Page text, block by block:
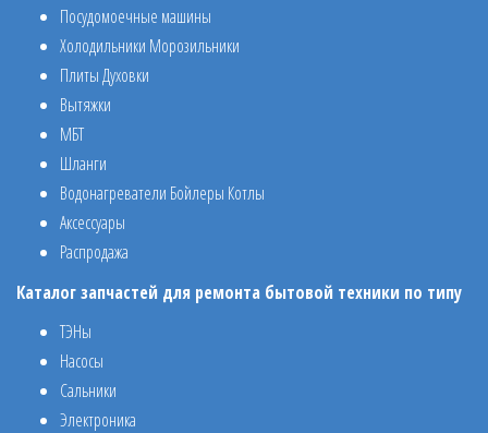
Посудомоечные машины
Холодильники Морозильники
Плиты Духовки
Вытяжки
МБТ
Шланги
Водонагреватели Бойлеры Котлы
Аксессуары
Распродажа
Каталог запчастей для ремонта бытовой техники по типу
ТЭНы
Насосы
Сальники
Электроника